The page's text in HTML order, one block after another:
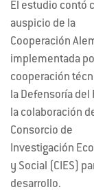
El estudio contó
auspicio de la
Cooperación
implementada
cooperación
la Defensoría del
la colaboración
Consorcio de
Investigación
y Social (CIES)
desarrollo.